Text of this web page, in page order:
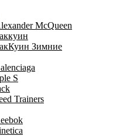
McQueen
Зимние
S
Trainers